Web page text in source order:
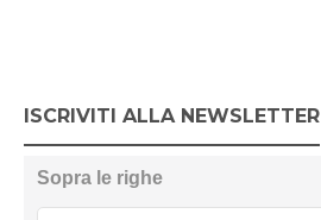
ISCRIVITI ALLA NEWSLETTER
Sopra le righe